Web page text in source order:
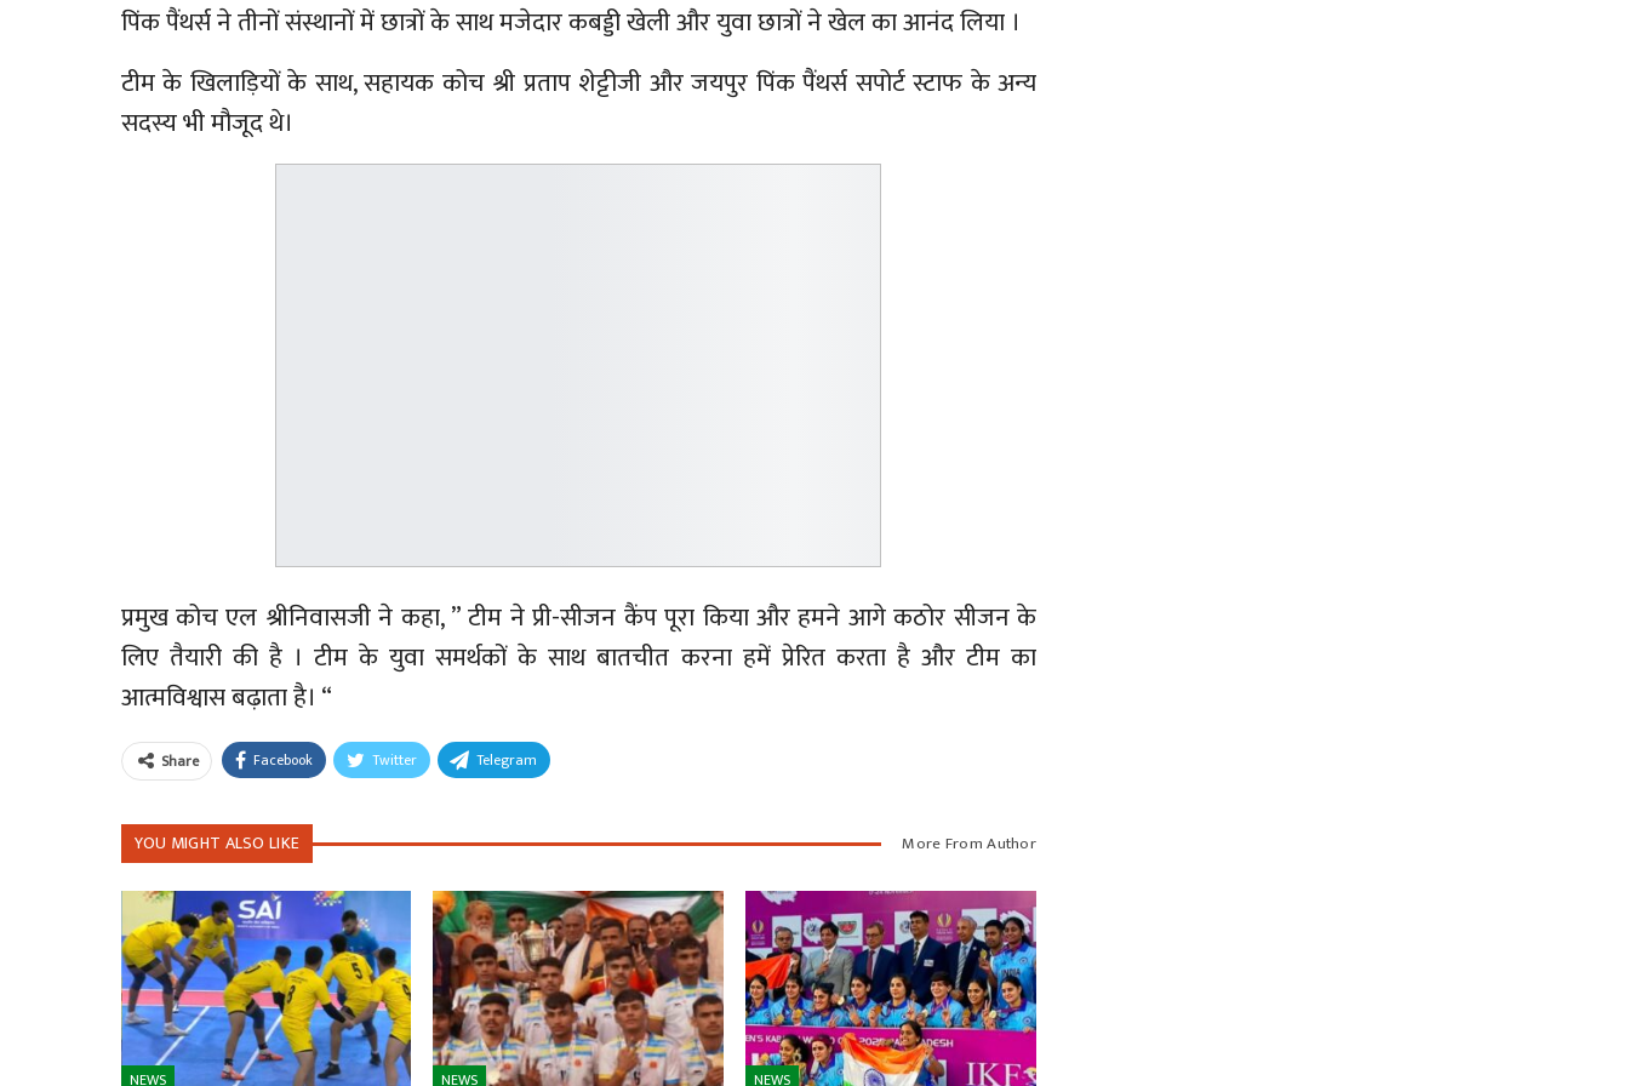
पिंक पैंथर्स ने तीनों संस्थानों में छात्रों के साथ मजेदार कबड्डी खेली और युवा छात्रों ने खेल का आनंद लिया ।
टीम के खिलाड़ियों के साथ, सहायक कोच श्री प्रताप शेट्टीजी और जयपुर पिंक पैंथर्स सपोर्ट स्टाफ के अन्य
सदस्य भी मौजूद थे।
प्रमुख कोच एल श्रीनिवासजी ने कहा, ” टीम ने प्री-सीजन कैंप पूरा किया और हमने आगे कठोर सीजन के
लिए तैयारी की है । टीम के युवा समर्थकों के साथ बातचीत करना हमें प्रेरित करता है और टीम का
आत्मविश्वास बढ़ाता है। “
Share Facebook Twitter Telegram
YOU MIGHT ALSO LIKE More From Author
NEWS NEWS NEWS